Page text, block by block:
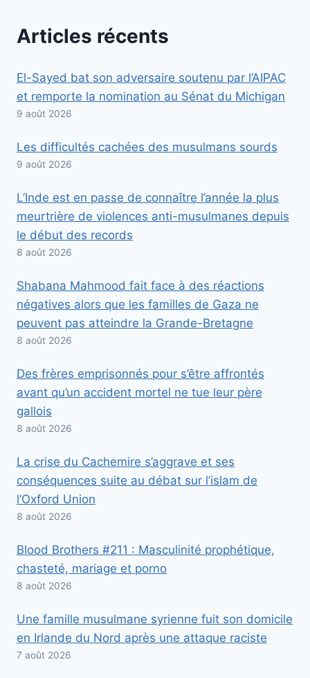
Articles récents
El-Sayed bat son adversaire soutenu par l’AIPAC
et remporte la nomination au Sénat du Michigan
9 août 2026
Les difficultés cachées des musulmans sourds
9 août 2026
L’Inde est en passe de connaître l’année la plus
meurtrière de violences anti-musulmanes depuis
le début des records
8 août 2026
Shabana Mahmood fait face à des réactions
négatives alors que les familles de Gaza ne
peuvent pas atteindre la Grande-Bretagne
8 août 2026
Des frères emprisonnés pour s’être affrontés
avant qu’un accident mortel ne tue leur père
gallois
8 août 2026
La crise du Cachemire s’aggrave et ses
conséquences suite au débat sur l’islam de
l’Oxford Union
8 août 2026
Blood Brothers #211 : Masculinité prophétique,
chasteté, mariage et porno
8 août 2026
Une famille musulmane syrienne fuit son domicile
en Irlande du Nord après une attaque raciste
7 août 2026